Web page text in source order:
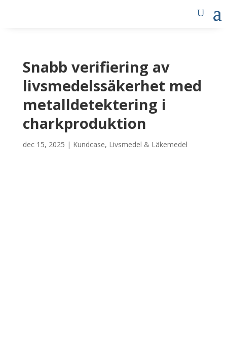
Snabb verifiering av
livsmedelssäkerhet med
metalldetektering i
charkproduktion
dec 15, 2025 | Kundcase, Livsmedel & Läkemedel